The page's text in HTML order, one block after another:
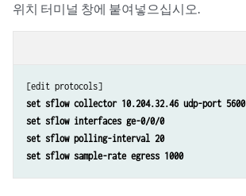
위치 터미널 창에 붙여넣으십시오.
set sflow collector 10.204.32.46 udp-port 5600
set sflow interfaces ge-0/0/0
set sflow polling-interval 20
set sflow sample-rate egress 1000